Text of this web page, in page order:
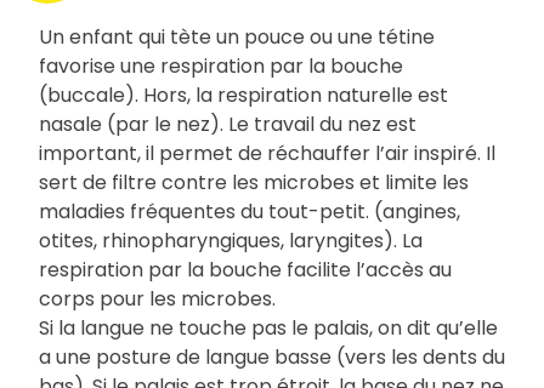
Un enfant qui tète un pouce ou une tétine
favorise une respiration par la bouche
(buccale). Hors, la respiration naturelle est
nasale (par le nez). Le travail du nez est
important, il permet de réchauffer l’air inspiré. Il
sert de filtre contre les microbes et limite les
maladies fréquentes du tout-petit. (angines,
otites, rhinopharyngiques, laryngites). La
respiration par la bouche facilite l’accès au
corps pour les microbes.
Si la langue ne touche pas le palais, on dit qu’elle
a une posture de langue basse (vers les dents du